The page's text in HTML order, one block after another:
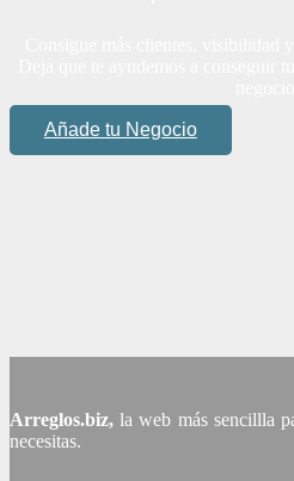
Añade tu Negocio
Arreglos.biz,la web más sencillla
necesitas.